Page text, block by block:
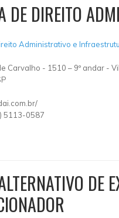
DE DIREITO
Administrativo e
Carvalho - 1510 – 9º andar-
5113-0587
DE